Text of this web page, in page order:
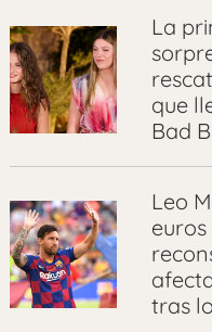
La
que
Bad
Leo
tras